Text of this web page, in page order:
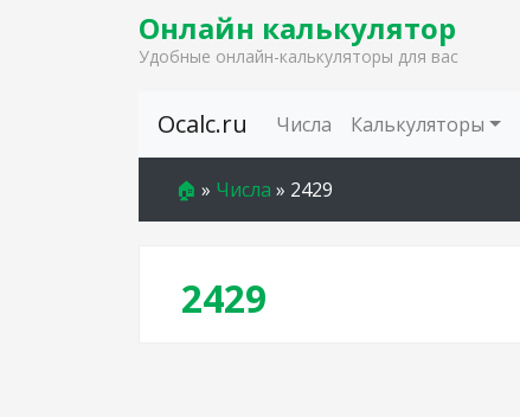
Онлайн калькулятор
Удобные онлайн-калькуляторы для вас
Ocalc.ru Числа Калькуляторы
🏠 » Числа » 2429
2429